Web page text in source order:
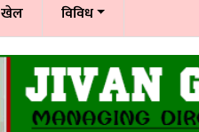
खेल विविध